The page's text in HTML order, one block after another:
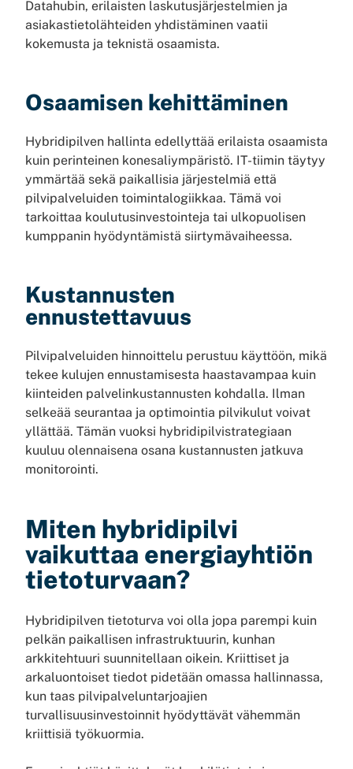
Datahubin, erilaisten laskutusjärjestelmien ja
asiakastietolähteiden yhdistäminen vaatii
kokemusta ja teknistä osaamista.
Osaamisen kehittäminen
Hybridipilven hallinta edellyttää erilaista osaamista
kuin perinteinen konesaliympäristö. IT-tiimin täytyy
ymmärtää sekä paikallisia järjestelmiä että
pilvipalveluiden toimintalogiikkaa. Tämä voi
tarkoittaa koulutusinvestointeja tai ulkopuolisen
kumppanin hyödyntämistä siirtymävaiheessa.
Kustannusten
ennustettavuus
Pilvipalveluiden hinnoittelu perustuu käyttöön, mikä
tekee kulujen ennustamisesta haastavampaa kuin
kiinteiden palvelinkustannusten kohdalla. Ilman
selkeää seurantaa ja optimointia pilvikulut voivat
yllättää. Tämän vuoksi hybridipilvistrategiaan
kuuluu olennaisena osana kustannusten jatkuva
monitorointi.
Miten hybridipilvi
vaikuttaa energiayhtiön
tietoturvaan?
Hybridipilven tietoturva voi olla jopa parempi kuin
pelkän paikallisen infrastruktuurin, kunhan
arkkitehtuuri suunnitellaan oikein. Kriittiset ja
arkaluontoiset tiedot pidetään omassa hallinnassa,
kun taas pilvipalveluntarjoajien
turvallisuusinvestoinnit hyödyttävät vähemmän
kriittisiä työkuormia.